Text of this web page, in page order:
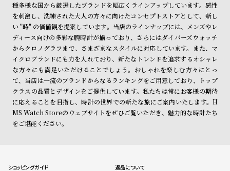
種多様な国から厳選したブランドを幅広くラインアップしています。感性
を刺激し、洗練された大人の方々に向けたコンセプトストアとして、新し
い "時" の価値観を提案しています。当店のラインナップには、メンズやレ
ディース向けの多彩な腕時計が揃っており、さらにはダイバーズウォッチ
からクロノグラフまで、さまざまなスタイルに対応しています。また、マ
イクロブランドにも力を入れており、新たなトレンドを追求するオシャレ
な方々にも満足いただけることでしょう。おしゃれを楽しむ方々にとっ
て、当店は一流のブランドからなるランキングをご用意しており、トップ
クラスの品質とデザインをご提供しています。私たちは常にお客様の期待
に応えることを目指し、時計の世界での新たな旅にご案内いたします。H
MS Watch Storeのウェブサイトをぜひご覧いただき、魅力的な時計たち
をご堪能ください。
ショッピングガイド 返品について